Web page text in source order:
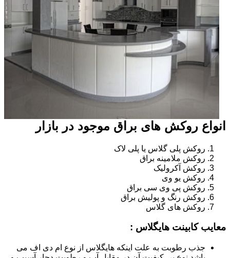
انواع روکش های براق موجود در بازار
روکش پلی گلاس یا پلی لاک
روکش ملامینه براق
روکش آکرولیک
روکش یو وی
روکش پی وی سی براق
روکش رنگ و پولیش براق
روکش های گلاس
معایب کابینت هایگلاس :
جذب رطوبت به علت اینکه هایگلاس از نوع ام دی اف می